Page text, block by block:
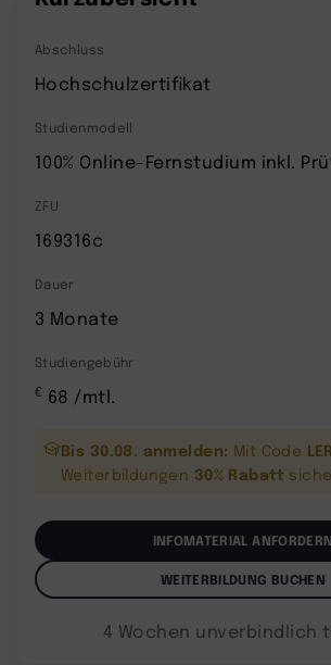
Abschluss
Hochschulzertifikat
Studienmodell
100% Online-Fernstudium inkl.
ZFU
169316c
Dauer
3 Monate
Studiengebühr
€ 68 /mtl.
Bis 30.08. anmelden: Mit Code
Weiterbildungen 30% Rabatt
INFOMATERIAL ANFORDERN
WEITERBILDUNG BUCHEN
4 Wochen unverbindlich